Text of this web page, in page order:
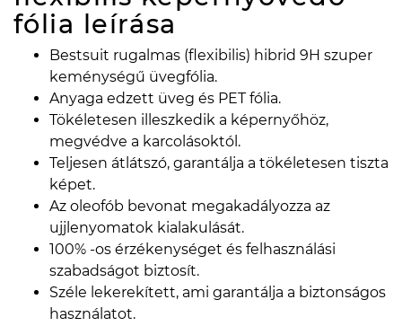
fólia leírása
Bestsuit rugalmas (flexibilis) hibrid 9H szuper
keménységű üvegfólia.
Anyaga edzett üveg és PET fólia.
Tökéletesen illeszkedik a képernyőhöz,
megvédve a karcolásoktól.
Teljesen átlátszó, garantálja a tökéletesen tiszta
képet.
Az oleofób bevonat megakadályozza az
ujjlenyomatok kialakulását.
100% -os érzékenységet és felhasználási
szabadságot biztosít.
Széle lekerekített, ami garantálja a biztonságos
használatot.